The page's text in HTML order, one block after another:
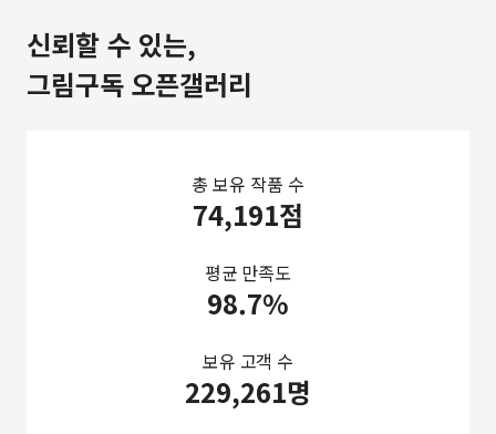
신뢰할 수 있는,
그림구독 오픈갤러리
총 보유 작품 수
74,191점
평균 만족도
98.7%
보유 고객 수
229,261명